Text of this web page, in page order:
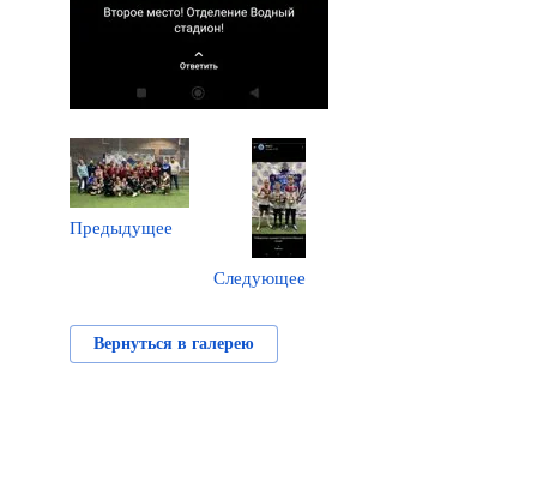
Предыдущее
Следующее
Вернуться в галерею